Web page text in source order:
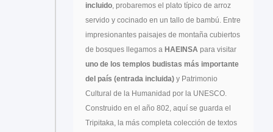
incluido , probaremos el plato típico de arroz
servido y cocinado en un tallo de bambú. Entre
impresionantes paisajes de montaña cubiertos
de bosques llegamos a HAEINSA para visitar
uno de los templos budistas más importante
del país (entrada incluida) y Patrimonio
Cultural de la Humanidad por la UNESCO.
Construido en el año 802, aquí se guarda el
Tripitaka, la más completa colección de textos